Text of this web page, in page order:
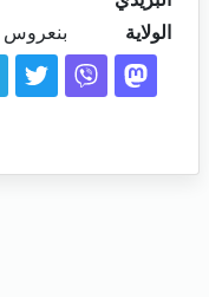
الولاية بنعروس